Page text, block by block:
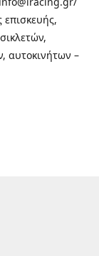
αυτοκινήτων –